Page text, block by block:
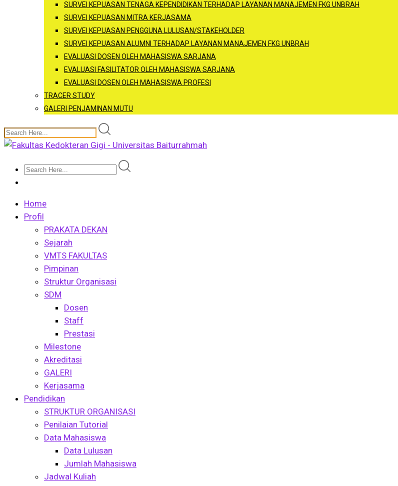
SURVEI KEPUASAN TENAGA KEPENDIDIKAN TERHADAP LAYANAN MANAJEMEN FKG UNBRAH
SURVEI KEPUASAN MITRA KERJASAMA
SURVEI KEPUASAN PENGGUNA LULUSAN/STAKEHOLDER
SURVEI KEPUASAN ALUMNI TERHADAP LAYANAN MANAJEMEN FKG UNBRAH
EVALUASI DOSEN OLEH MAHASISWA SARJANA
EVALUASI FASILITATOR OLEH MAHASISWA SARJANA
EVALUASI DOSEN OLEH MAHASISWA PROFESI
TRACER STUDY
GALERI PENJAMINAN MUTU
Home
Profil
PRAKATA DEKAN
Sejarah
VMTS FAKULTAS
Pimpinan
Struktur Organisasi
SDM
Dosen
Staff
Prestasi
Milestone
Akreditasi
GALERI
Kerjasama
Pendidikan
STRUKTUR ORGANISASI
Penilaian Tutorial
Data Mahasiswa
Data Lulusan
Jumlah Mahasiswa
Jadwal Kuliah